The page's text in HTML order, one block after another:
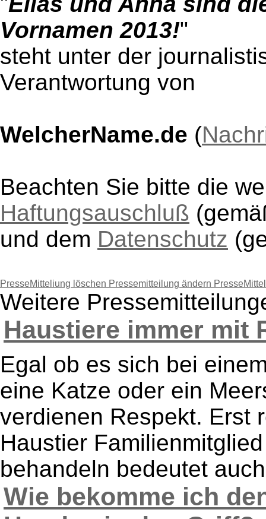
Vornamen 2013!"
steht unter der
Verantwortung von
WelcherName.de (
Beachten Sie bitte die
Haftungsauschluß
und dem Datenschutz
PresseMitteliung löschen Pressemitteilung ändern
Weitere
Haustiere immer mit
Egal ob es sich bei
eine Katze oder ein
verdienen Respekt. Erst
Haustier
behandeln bedeutet
Wie bekomme ich